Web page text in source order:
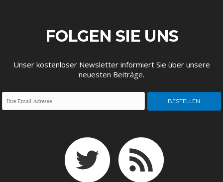
STATUS QUO DER
OUTPUT GAP
FOLGEN SIE UNS
Unser kostenloser Newsletter informiert Sie über unsere
neuesten Beiträge.